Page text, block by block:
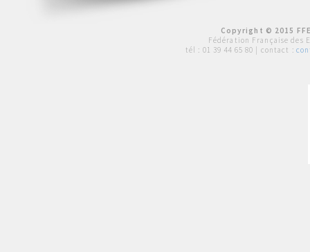
Copyright © 2015
Fédération Française des
tél : 01 39 44 65 80 | contact :